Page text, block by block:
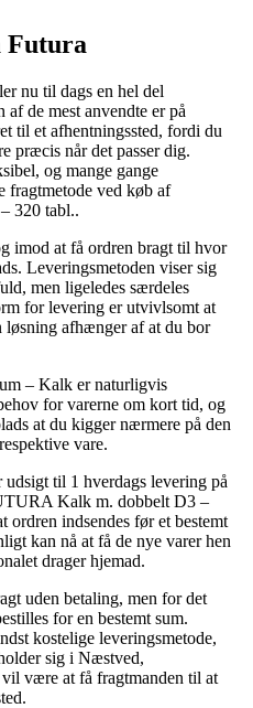
Futura
nu til dags en hel del
de mest anvendte er på
til et afhentningssted, fordi du
præcis når det passer dig.
og mange gange
fragtmetode ved køb af
320 tabl..
imod at få ordren bragt til hvor
Leveringsmetoden viser sig
men ligeledes særdeles
for levering er utvivlsomt at
løsning afhænger af at du bor
– Kalk er naturligvis
for varerne om kort tid, og
at du kigger nærmere på den
vare.
til 1 hverdags levering på
Kalk m. dobbelt D3 –
indsendes før et bestemt
kan nå at få de nye varer hen
drager hjemad.
uden betaling, men for det
for en bestemt sum.
kostelige leveringsmetode,
sig i Næstved,
være at få fragtmanden til at